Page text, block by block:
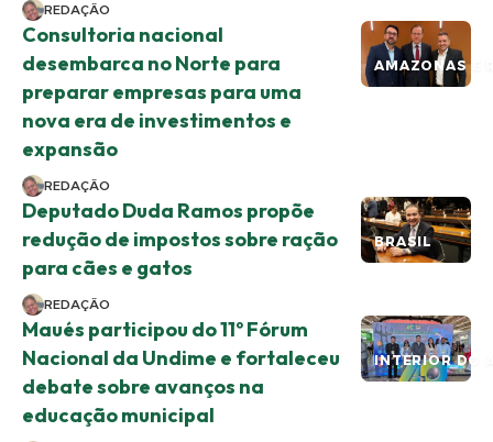
REDAÇÃO
AMAZONAS E
Consultoria nacional
desembarca no Norte para
preparar empresas para uma
nova era de investimentos e
expansão
REDAÇÃO
BRASIL
Deputado Duda Ramos propõe
redução de impostos sobre ração
para cães e gatos
REDAÇÃO
INTERIOR DO
Maués participou do 11º Fórum
Nacional da Undime e fortaleceu
debate sobre avanços na
educação municipal